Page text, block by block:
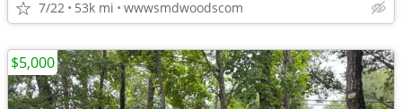
7/22 53k mi wwwsmdwoodscom
$5,000